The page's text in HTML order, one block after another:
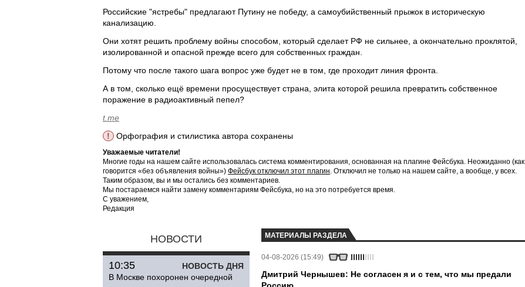
Российские "ястребы" предлагают Путину не победу, а самоубийственный прыжок в историческую
канализацию.
Они хотят решить проблему войны способом, который сделает РФ не сильнее, а окончательно проклятой,
изолированной и опасной прежде всего для собственных граждан.
Потому что после такого шага вопрос уже будет не в том, где проходит линия фронта.
А в том, сколько ещё времени просуществует страна, элита которой решила превратить собственное
поражение в радиоактивный пепел?
t.me
!
Орфография и стилистика автора сохранены
Уважаемые читатели!
Многие годы на нашем сайте использовалась система комментирования, основанная на плагине Фейсбука. Неожиданно (как
говорится «без объявления войны») Фейсбук отключил этот плагин. Отключил не только на нашем сайте, а вообще, у всех.
Таким образом, вы и мы остались без комментариев.
Мы постараемся найти замену комментариям Фейсбука, но на это потребуется время.
С уважением,
Редакция
НОВОСТИ
НОВОСТЬ ДНЯ
10:35
В Москве похоронен очередной
МАТЕРИАЛЫ РАЗДЕЛА
04-08-2026 (15:49)
Дмитрий Чернышев: Не согласен я и с тем, что мы предали